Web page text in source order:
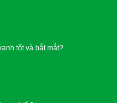
tốt và bắt mắt?